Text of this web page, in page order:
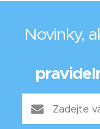
Novinky,